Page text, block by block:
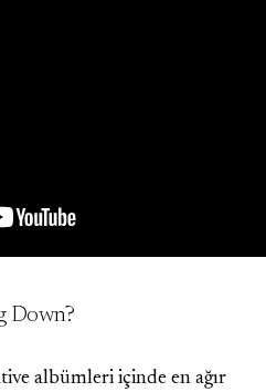
Down?
albümleri içinde en ağır